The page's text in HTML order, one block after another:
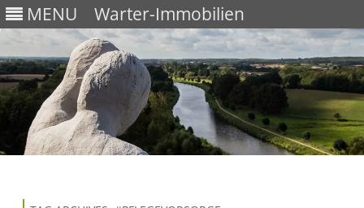
MENU Warter-Immobilien